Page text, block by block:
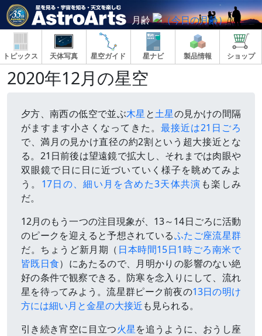
月齢
トピックス 天体写真 星空ガイド 星ナビ 製品情報 ショップ
2020年12月の星空
夕方、南西の低空で並ぶ木星 と土星の見かけの間隔
がますます小さくなってきた。 最接近は21日ごろ
で、満月の見かけ直径の約2割という超大接近とな
る。21日前後は望遠鏡で拡大し、それまでは肉眼や
双眼鏡で日に日に近づいていく様子を眺めてみよ
う。 17日の、細い月を含めた3天体共演 も楽しみ
だ。
12月のもう一つの注目現象が、13～14日ごろに活動
のピークを迎えると予想されているふたご座流星群
だ。ちょうど新月期（ 日本時間15日1時ごろ南米で
皆既日食）にあたるので、月明かりの影響のない絶
好の条件で観察できる。防寒を念入りにして、流れ
星を待ってみよう。流星群ピーク前夜の13日の明け
方には細い月と金星の大接近も見られる。
引き続き宵空に目立つ火星を追うように、おうし座